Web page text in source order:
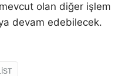
olan diğer işlem
devam edebilecek.